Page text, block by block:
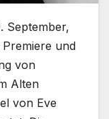
September,
und
von
Alten
von Eve